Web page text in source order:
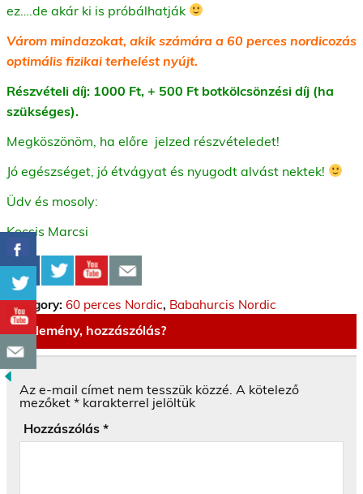
ez….de akár ki is próbálhatják
Várom mindazokat, akik számára a 60 perces nordicozás
optimális fizikai terhelést nyújt.
Részvételi díj: 1000 Ft, + 500 Ft botkölcsönzési díj (ha
szükséges).
Megköszönöm, ha előre jelzed részvételedet!
Jó egészséget, jó étvágyat és nyugodt alvást nektek!
Üdv és mosoly:
Kocsis Marcsi
Category: 60 perces Nordic, Babahurcis Nordic
Vélemény, hozzászólás?
Az e-mail címet nem tesszük közzé. A kötelező
mezőket * karakterrel jelöltük
Hozzászólás *